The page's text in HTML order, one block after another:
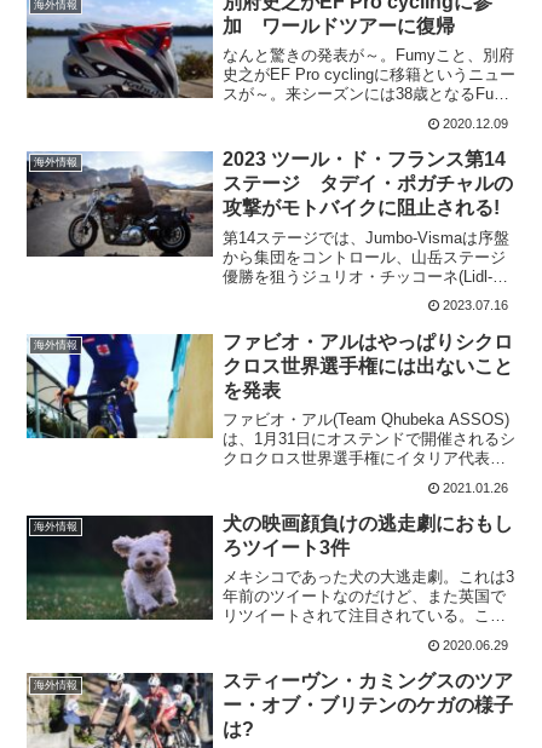
海外情報
加 ワールドツアーに復帰
なんと驚きの発表が～。Fumyこと、別府
史之がEF Pro cyclingに移籍というニュー
スが～。来シーズンには38歳となるFumy
がワールドツアーに復帰というのは凄い
ことだ。1年契約 この投稿をInstagram
で見る ...
2020.12.09
海外情報
2023 ツール・ド・フランス第14
ステージ タデイ・ポガチャルの
攻撃がモトバイクに阻止される!
第14ステージでは、Jumbo-Vismaは序盤
から集団をコントロール、山岳ステージ
優勝を狙うジュリオ・チッコーネ(Lidl-
Trek)、マイケル・ウッズ(Israel - Premier
Tech)の逃げを封印する。そして、超級山
岳ジュー...
2023.07.16
海外情報
ファビオ・アルはやっぱりシクロ
クロス世界選手権には出ないこと
を発表
ファビオ・アル(Team Qhubeka ASSOS)
は、1月31日にオステンドで開催されるシ
クロクロス世界選手権にイタリア代表と
して出場することを表明していた。イタ
リアのシクロクロス代表チームと一緒に
トレーニングもしており、やる気満々だ
っ...
2021.01.26
海外情報
犬の映画顔負けの逃走劇におもし
ろツイート3件
メキシコであった犬の大逃走劇。これは3
年前のツイートなのだけど、また英国で
リツイートされて注目されている。この
映像は、犬が飼い主から逃げるのを見た
サイクリストがメキシコシティで最もに
ぎやかな道路の1つである
AvenidaRevolución...
2020.06.29
海外情報
スティーヴン・カミングスのツア
ー・オブ・ブリテンのケガの様子
は?